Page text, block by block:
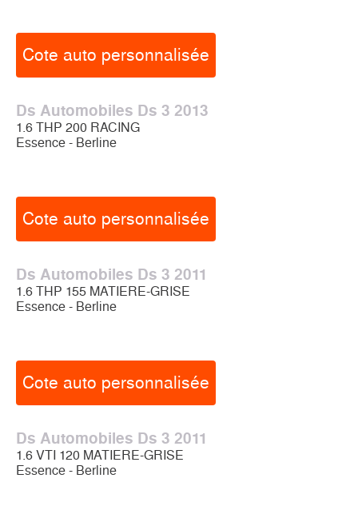
Cote auto personnalisée
Ds Automobiles Ds 3 2013
1.6 THP 200 RACING
Essence - Berline
Cote auto personnalisée
Ds Automobiles Ds 3 2011
1.6 THP 155 MATIERE-GRISE
Essence - Berline
Cote auto personnalisée
Ds Automobiles Ds 3 2011
1.6 VTI 120 MATIERE-GRISE
Essence - Berline